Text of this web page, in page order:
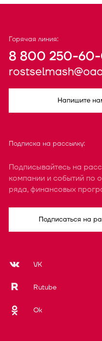
Горячая линия:
8 800 250-
Напишите
Подписка на рассылку:
Подписывайтесь на
компании и событий по
ряда, финансовых
Подписаться на
VK
Rutube
Ok